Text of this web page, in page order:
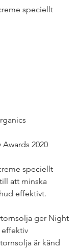
speciellt
2020
speciellt
att minska
effektivt.
ger Night
effektiv
är känd